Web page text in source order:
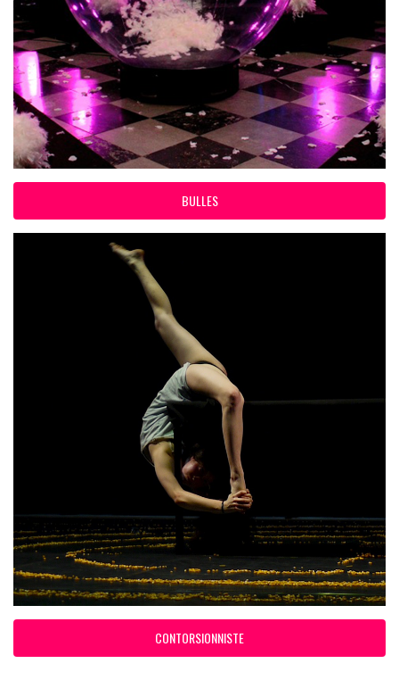
BULLES
CONTORSIONNISTE